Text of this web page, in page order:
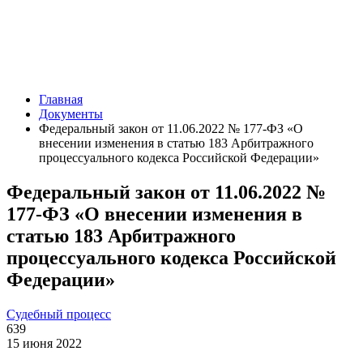
Главная
Документы
Федеральный закон от 11.06.2022 № 177-ФЗ «О
внесении изменения в статью 183 Арбитражного
процессуального кодекса Российской Федерации»
Федеральный закон от 11.06.2022 №
177-ФЗ «О внесении изменения в
статью 183 Арбитражного
процессуального кодекса Российской
Федерации»
Судебный процесс
639
15 июня 2022